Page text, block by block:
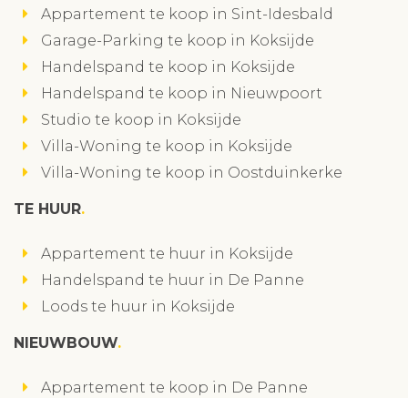
Appartement te koop in Sint-Idesbald
Garage-Parking te koop in Koksijde
Handelspand te koop in Koksijde
Handelspand te koop in Nieuwpoort
Studio te koop in Koksijde
Villa-Woning te koop in Koksijde
Villa-Woning te koop in Oostduinkerke
TE HUUR
Appartement te huur in Koksijde
Handelspand te huur in De Panne
Loods te huur in Koksijde
NIEUWBOUW
Appartement te koop in De Panne